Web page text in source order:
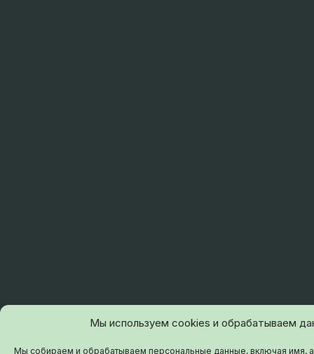
Мы используем cookies и обрабатываем
Мы собираем и обрабатываем персональные данные, включая имя,